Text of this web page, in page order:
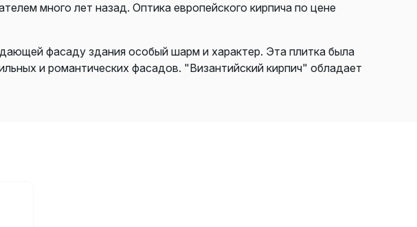
много лет назад. Оптика европейского кирпича по цене
фасаду здания особый шарм и характер. Эта плитка была
и романтических фасадов. "Византийский кирпич" обладает